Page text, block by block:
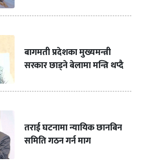
बागमती प्रदेशका मुख्यमन्त्री
सरकार छाड्ने बेलामा मन्त्रि थप्दै
तराई घटनामा न्यायिक छानबिन
समिति गठन गर्न माग